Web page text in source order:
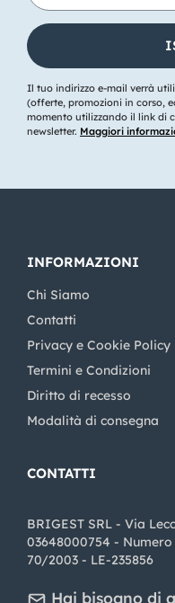
Il tuo indirizzo e-mail verrà
(offerte, promozioni in corso,
momento utilizzando il link di
newsletter. Maggiori
INFORMAZIONI
Chi Siamo
Contatti
Privacy e Cookie Policy
Termini e Condizioni
Diritto di recesso
Modalità di consegna
CONTATTI
BRIGEST SRL - Via
03648000754 -
70/2003 - LE-235856
Hai bisogno di